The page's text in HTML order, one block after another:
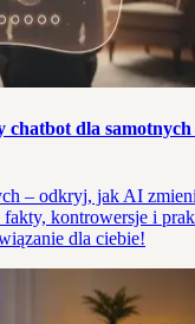
chatbot dla
– odkryj, jak AI
fakty, kontrowersje i
dla ciebie!